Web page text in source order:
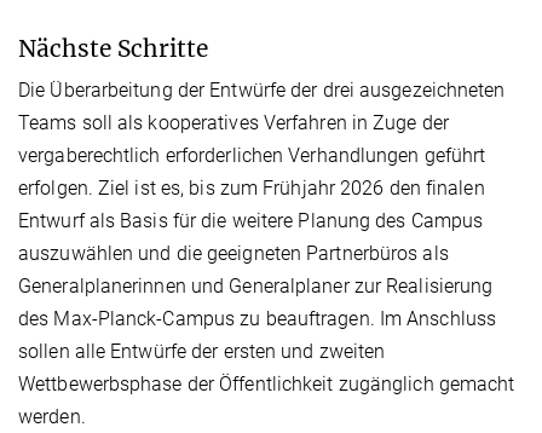
Nächste Schritte
Die Überarbeitung der Entwürfe der drei ausgezeichneten
Teams soll als kooperatives Verfahren in Zuge der
vergaberechtlich erforderlichen Verhandlungen geführt
erfolgen. Ziel ist es, bis zum Frühjahr 2026 den finalen
Entwurf als Basis für die weitere Planung des Campus
auszuwählen und die geeigneten Partnerbüros als
Generalplanerinnen und Generalplaner zur Realisierung
des Max-Planck-Campus zu beauftragen. Im Anschluss
sollen alle Entwürfe der ersten und zweiten
Wettbewerbsphase der Öffentlichkeit zugänglich gemacht
werden.